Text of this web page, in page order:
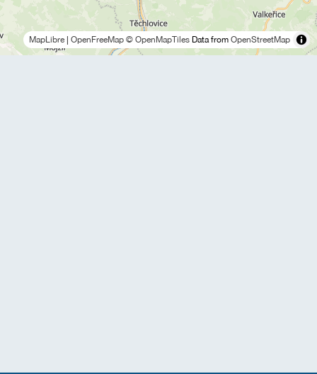
MapLibre OpenFreeMap © OpenMapTiles Data from OpenStreetMap